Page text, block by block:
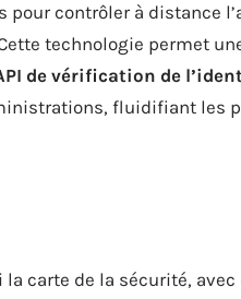
pour contrôler à distance
technologie permet
de vérification de
fluidifiant les
la carte de la sécurité,